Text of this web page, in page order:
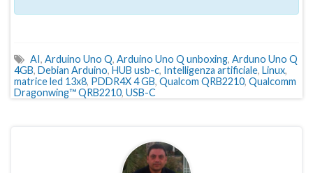
AI, Arduino Uno Q, Arduino Uno Q unboxing, Arduno Uno Q
4GB, Debian Arduino, HUB usb-c, Intelligenza artificiale, Linux,
matrice led 13x8, PDDR4X 4 GB, Qualcom QRB2210, Qualcomm
Dragonwing™ QRB2210, USB-C